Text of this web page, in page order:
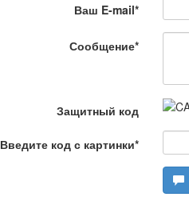
Станем чемпионами
Я открываю мир /
Дәрігер не айтады?
Ваш E-mail*
Сообщение*
Защитный код
Введите код с картинки*